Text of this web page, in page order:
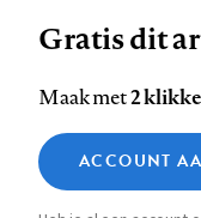
op
Facebook
op
LinkedIn
op
Footer
Contact Colofon
Zie onze cookie policy
Analytische cookies
Gratis dit
Maak met2
ACCOUNT